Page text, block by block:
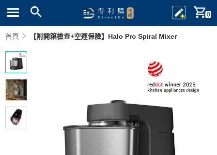
0
首頁 【附開箱檢查+空運保險】Halo Pro Spiral Mixer